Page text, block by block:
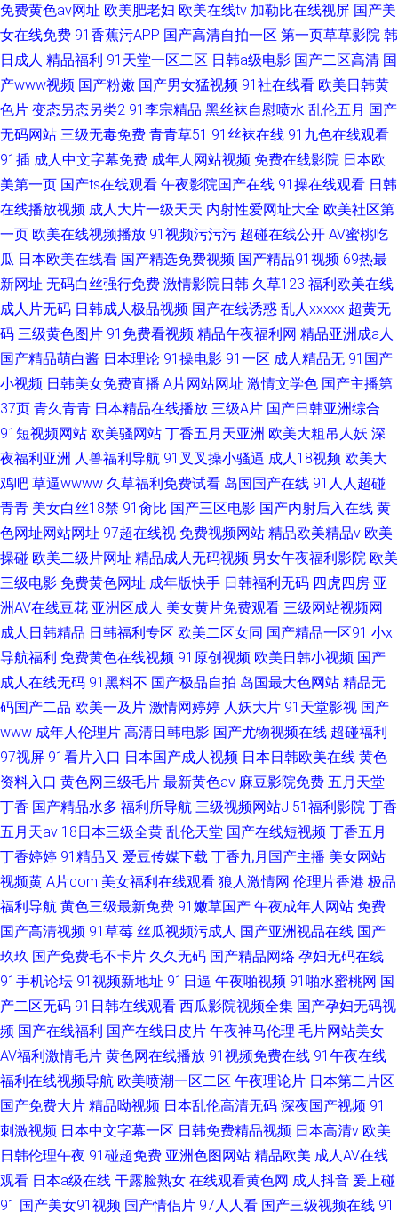
免费黄色av网址 欧美肥老妇 欧美在线tv 加勒比在线视屏 国产美
女在线免费 91香蕉污APP 国产高清自拍一区 第一页草草影院 韩
日成人 精品福利 91天堂一区二区 日韩a级电影 国产二区高清 国
产www视频 国产粉嫩 国产男女猛视频 91社在线看 欧美日韩黄
色片 变态另态另类2 91李宗精品 黑丝袜自慰喷水 乱伦五月 国产
无码网站 三级无毒免费 青青草51 91丝袜在线 91九色在线观看
91插 成人中文字幕免费 成年人网站视频 免费在线影院 日本欧
美第一页 国产ts在线观看 午夜影院国产在线 91操在线观看 日韩
在线播放视频 成人大片一级天天 内射性爱网址大全 欧美社区第
一页 欧美在线视频播放 91视频污污污 超碰在线公开 AV蜜桃吃
瓜 日本欧美在线看 国产精选免费视频 国产精品91视频 69热最
新网址 无码白丝强行免费 激情影院日韩 久草123 福利欧美在线
成人片无码 日韩成人极品视频 国产在线诱惑 乱人xxxxx 超黄无
码 三级黄色图片 91免费看视频 精品午夜福利网 精品亚洲成a人
国产精品萌白酱 日本理论 91操电影 91一区 成人精品无 91国产
小视频 日韩美女免费直播 A片网站网址 激情文学色 国产主播第
37页 青久青青 日本精品在线播放 三级A片 国产日韩亚洲综合
91短视频网站 欧美骚网站 丁香五月天亚洲 欧美大粗吊人妖 深
夜福利亚洲 人兽福利导航 91叉叉操小骚逼 成人18视频 欧美大
鸡吧 草逼wwww 久草福利免费试看 岛国国产在线 91人人超碰
青青 美女白丝18禁 91肏比 国产三区电影 国产内射后入在线 黄
色网址网站网址 97超在线视 免费视频网站 精品欧美精品v 欧美
操碰 欧美二级片网址 精品成人无码视频 男女午夜福利影院 欧美
三级电影 免费黄色网址 成年版快手 日韩福利无码 四虎四房 亚
洲AV在线豆花 亚洲区成人 美女黄片免费观看 三级网站视频网
成人日韩精品 日韩福利专区 欧美二区女同 国产精品一区91 小x
导航福利 免费黄色在线视频 91原创视频 欧美日韩小视频 国产
成人在线无码 91黑料不 国产极品自拍 岛国最大色网站 精品无
码国产二品 欧美一及片 激情网婷婷 人妖大片 91天堂影视 国产
www 成年人伦理片 高清日韩电影 国产尤物视频在线 超碰福利
97视屏 91看片入口 日本国产成人视频 日本日韩欧美在线 黄色
资料入口 黄色网三级毛片 最新黄色av 麻豆影院免费 五月天堂
丁香 国产精品水多 福利所导航 三级视频网站J 51福利影院 丁香
五月天av 18日本三级全黄 乱伦天堂 国产在线短视频 丁香五月
丁香婷婷 91精品又 爱豆传媒下载 丁香九月国产主播 美女网站
视频黄 A片com 美女福利在线观看 狼人激情网 伦理片香港 极品
福利导航 黄色三级最新免费 91嫩草国产 午夜成年人网站 免费
国产高清视频 91草莓 丝瓜视频污成人 国产亚洲视品在线 国产
玖玖 国产免费毛不卡片 久久无码 国产精品网络 孕妇无码在线
91手机论坛 91视频新地址 91日逼 午夜啪视频 91啪水蜜桃网 国
产二区无码 91日韩在线观看 西瓜影院视频全集 国产孕妇无码视
频 国产在线福利 国产在线日皮片 午夜神马伦理 毛片网站美女
AV福利激情毛片 黄色网在线播放 91视频免费在线 91午夜在线
福利在线视频导航 欧美喷潮一区二区 午夜理论片 日本第二片区
国产免费大片 精品呦视频 日本乱伦高清无码 深夜国产视频 91
刺激视频 日本中文字幕一区 日韩免费精品视频 日本高清v 欧美
日韩伦理午夜 91碰超免费 亚洲色图网站 精品欧美 成人AV在线
观看 日本a级在线 干露脸熟女 在线观看黄色网 成人抖音 爰上碰
91 国产美女91视频 国产情侣片 97人人看 国产三级视频在线 91